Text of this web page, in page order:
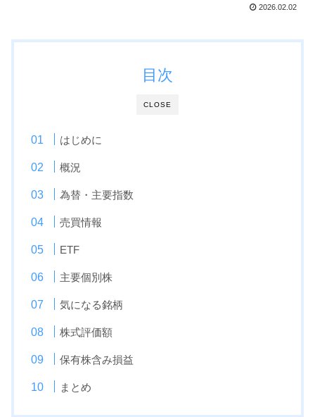
2026.02.02
CLOSE
目次
はじめに
概況
為替・主要指数
売買情報
ETF
主要個別株
気になる銘柄
株式評価額
保有株含み損益
まとめ